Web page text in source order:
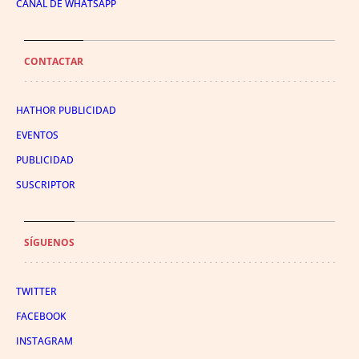
CANAL DE WHATSAPP
CONTACTAR
HATHOR PUBLICIDAD
EVENTOS
PUBLICIDAD
SUSCRIPTOR
SÍGUENOS
TWITTER
FACEBOOK
INSTAGRAM